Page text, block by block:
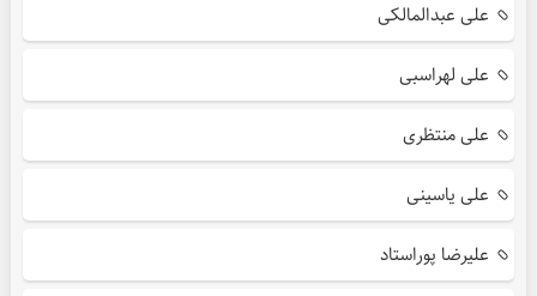
علی عبدالمالکی
علی لهراسبی
علی منتظری
علی یاسینی
علیرضا پوراستاد